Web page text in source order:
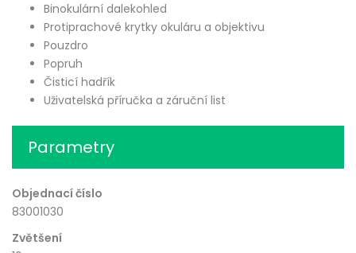
Binokulární dalekohled
Protiprachové krytky okuláru a objektivu
Pouzdro
Popruh
Čisticí hadřík
Uživatelská příručka a záruční list
Parametry
Objednací číslo
83001030
Zvětšení